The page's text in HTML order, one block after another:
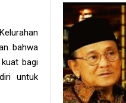
bahwa
bagi
untuk